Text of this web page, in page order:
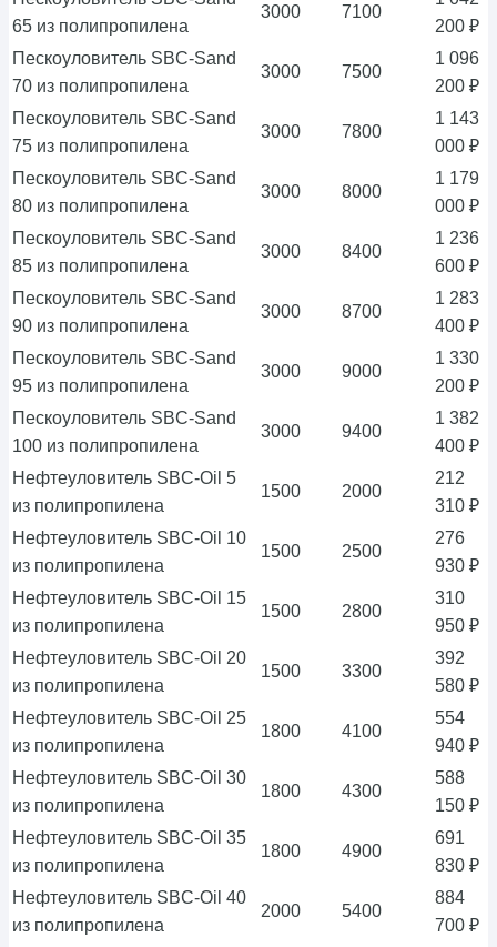
65 из полипропилена
3000 7100
200 ₽
Пескоуловитель SBC-Sand
70 из полипропилена
3000 7500
1 096
200 ₽
Пескоуловитель SBC-Sand
75 из полипропилена
3000 7800
1 143
000 ₽
Пескоуловитель SBC-Sand
80 из полипропилена
3000 8000
1 179
000 ₽
Пескоуловитель SBC-Sand
85 из полипропилена
3000 8400
1 236
600 ₽
Пескоуловитель SBC-Sand
90 из полипропилена
3000 8700
1 283
400 ₽
Пескоуловитель SBC-Sand
95 из полипропилена
3000 9000
1 330
200 ₽
Пескоуловитель SBC-Sand
100 из полипропилена
3000 9400
1 382
400 ₽
Нефтеуловитель SBC-Oil 5
из полипропилена
1500 2000
212
310 ₽
Нефтеуловитель SBC-Oil 10
из полипропилена
1500 2500
276
930 ₽
Нефтеуловитель SBC-Oil 15
из полипропилена
1500 2800
310
950 ₽
Нефтеуловитель SBC-Oil 20
из полипропилена
1500 3300
392
580 ₽
Нефтеуловитель SBC-Oil 25
из полипропилена
1800 4100
554
940 ₽
Нефтеуловитель SBC-Oil 30
из полипропилена
1800 4300
588
150 ₽
Нефтеуловитель SBC-Oil 35
из полипропилена
1800 4900
691
830 ₽
Нефтеуловитель SBC-Oil 40
из полипропилена
2000 5400
884
700 ₽